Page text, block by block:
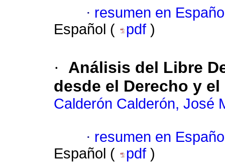
· resumen en
Español (
pdf )
·
Análisis del Libre
desde el Derecho y
Calderón Calderón, José
· resumen en
Español (
pdf )